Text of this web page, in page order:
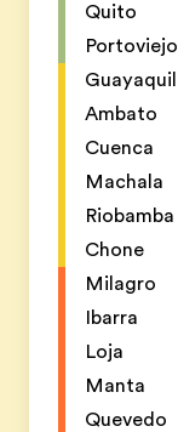
Quito
Portoviejo
Guayaquil
Ambato
Cuenca
Machala
Riobamba
Chone
Milagro
Ibarra
Loja
Manta
Quevedo